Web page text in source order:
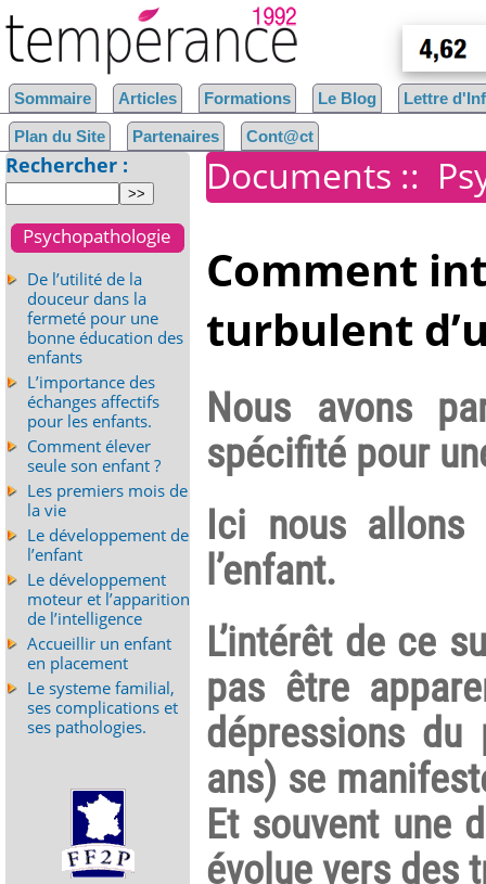
Documents ::
Comment
turbulent
Nous avons
spécifité pour
Ici nous allons
l’enfant.
L’intérêt de ce
pas être
dépressions
ans) se
Et souvent une
évolue vers des
Sommaire Articles Formations Le Blog Lettre
Plan du Site Partenaires Cont@ct
Rechercher :
Psychopathologie
De l’utilité de la
douceur dans la
fermeté pour une
bonne éducation des
enfants
L’importance des
échanges affectifs
pour les enfants.
Comment élever
seule son enfant ?
Les premiers mois de
la vie
Le développement de
l’enfant
Le développement
moteur et l’apparition
de l’intelligence
Accueillir un enfant
en placement
Le systeme familial,
ses complications et
ses pathologies.